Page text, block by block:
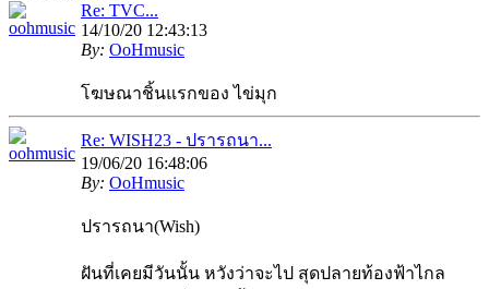
Re: TVC...
14/10/20 12:43:13
By: OoHmusic
โฆษณาชิ้นแรกของ ไข่มุก
Re: WISH23 - ปรารถนา...
19/06/20 16:48:06
By: OoHmusic
ปรารถนา(Wish)
ฝันที่เคยมีวันนั้น หวังว่าจะไป สุดปลายท้องฟ้าไกล